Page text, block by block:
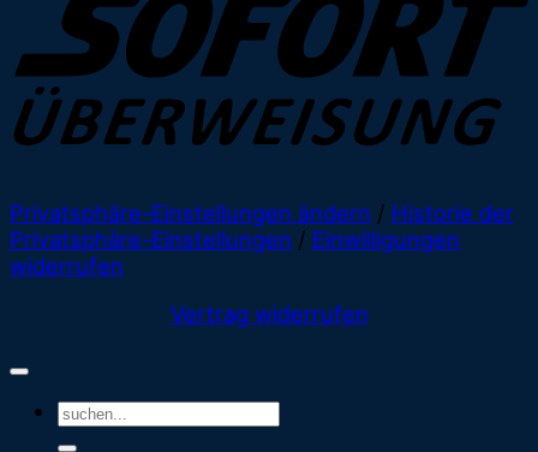
Privatsphäre-Einstellungen ändern / Historie der
Privatsphäre-Einstellungen / Einwilligungen
widerrufen
Vertrag widerrufen
Suchen